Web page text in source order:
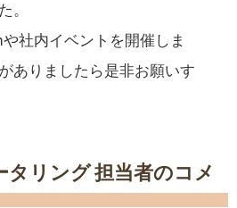
。
社内イベントを開催しま
ありましたら是非お願いす
タリング 担当者のコメ